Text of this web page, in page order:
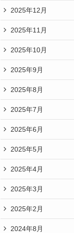
2025年12月
2025年11月
2025年10月
2025年9月
2025年8月
2025年7月
2025年6月
2025年5月
2025年4月
2025年3月
2025年2月
2024年8月